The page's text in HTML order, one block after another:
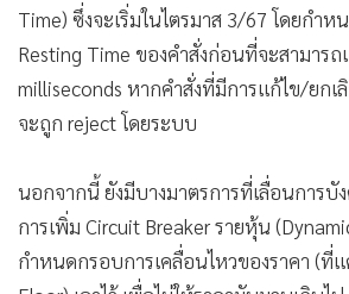
• SMEs
• หุ้น
• อินโดจีน
• กองทุนรวม
• Factcheck
• ญี่ปุ่น
• News1
Time) ซึ่งจะเริ่มในไตรมาส 3/67 โดยกำห
Resting Time ของคำสั่งก่อนที่จะสามารถ
milliseconds หากคำสั่งที่มีการแก้ไข/ยกเ
จะถูก reject โดยระบบ
นอกจากนี้ ยังมีบางมาตรการที่เลื่อนการบั
การเพิ่ม Circuit Breaker รายหุ้น
กำหนดกรอบการเคลื่อนไหวของราคา (ที่